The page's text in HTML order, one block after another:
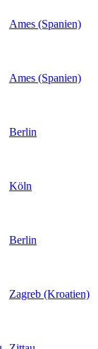
Ames (Spanien)
Ames (Spanien)
Berlin
Köln
Berlin
Zagreb (Kroatien)